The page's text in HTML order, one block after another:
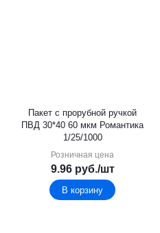
Пакет с прорубной ручкой
ПВД 30*40 60 мкм Романтика
1/25/1000
Розничная цена
9.96руб./шт
В корзину